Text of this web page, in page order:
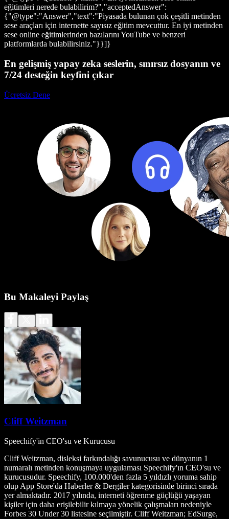
eğitimleri nerede bulabilirim?","acceptedAnswer":
{"@type":"Answer","text":"Piyasada bulunan çok çeşitli metinden
sese araçları için internette sayısız eğitim mevcuttur. En iyi metinden
sese online eğitimlerinden bazılarını YouTube ve benzeri
platformlarda bulabilirsiniz."}}]}
En gelişmiş yapay zeka seslerin, sınırsız dosyanın ve
7/24 desteğin keyfini çıkar
Ücretsiz Dene
Bu Makaleyi Paylaş
Cliff Weitzman
Speechify'in CEO'su ve Kurucusu
Cliff Weitzman, disleksi farkındalığı savunucusu ve dünyanın 1
numaralı metinden konuşmaya uygulaması Speechify'ın CEO'su ve
kurucusudur. Speechify, 100.000'den fazla 5 yıldızlı yoruma sahip
olup App Store'da Haberler & Dergiler kategorisinde birinci sırada
yer almaktadır. 2017 yılında, interneti öğrenme güçlüğü yaşayan
kişiler için daha erişilebilir kılmaya yönelik çalışmaları nedeniyle
Forbes 30 Under 30 listesine seçilmiştir. Cliff Weitzman; EdSurge,